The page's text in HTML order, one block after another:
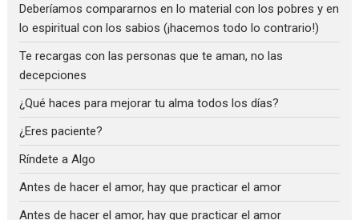
Deberíamos compararnos en lo material con los pobres y en
lo espiritual con los sabios (¡hacemos todo lo contrario!)
Te recargas con las personas que te aman, no las
decepciones
¿Qué haces para mejorar tu alma todos los días?
¿Eres paciente?
Ríndete a Algo
Antes de hacer el amor, hay que practicar el amor
Antes de hacer el amor, hay que practicar el amor